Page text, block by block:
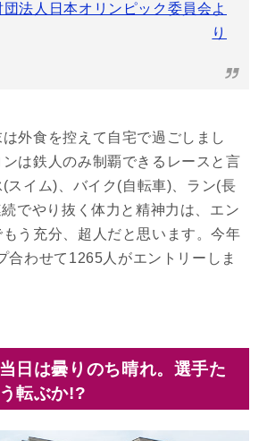
団法人日本オリンピック委員会よ
り
外食を控えて自宅で過ごしまし
は鉄人のみ制覇できるレースと言
スイム)、バイク(自転車)、ラン(長
でやり抜く体力と精神力は、エン
もう充分、超人だと思います。今年
合わせて1265人がエントリーしま
日は曇りのち晴れ。選手た
転ぶか!?